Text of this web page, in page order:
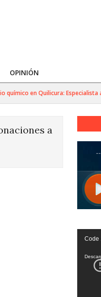
OPINIÓN
en Quilicura: Especialista
a
vídeo
Code